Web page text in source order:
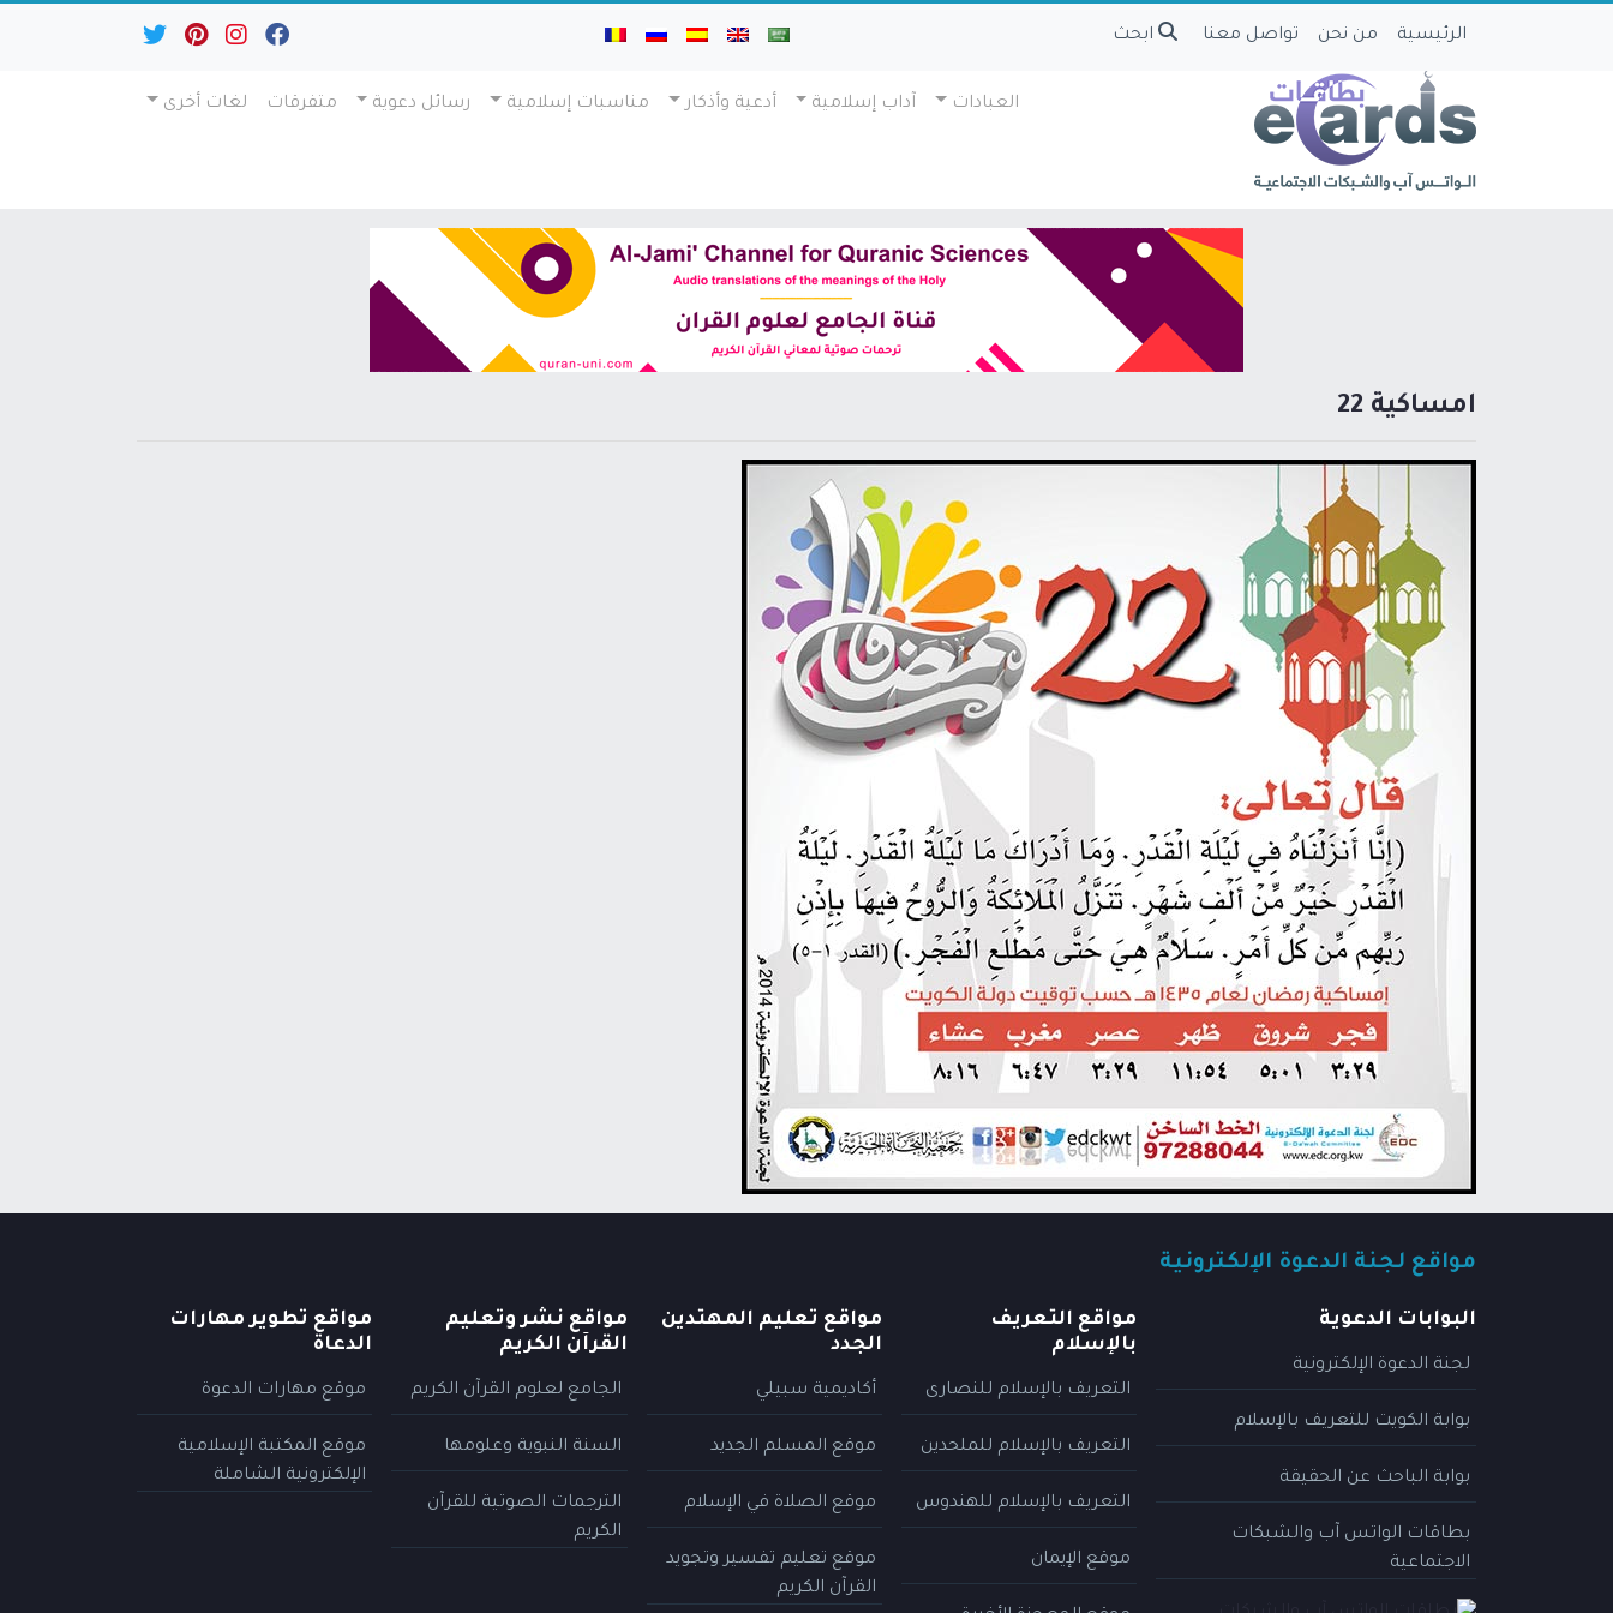
الرئيسية من نحن تواصل معنا ابحث
العبادات آداب إسلامية أدعية وأذكار مناسبات إسلامية رسائل دعوية متفرقات لغات أخرى
امساكية 22
مواقع لجنة الدعوة الإلكترونية
البوابات الدعوية
لجنة الدعوة الإلكترونية
بوابة الكويت للتعريف بالإسلام
بوابة الباحث عن الحقيقة
بطاقات الواتس آب والشبكات
الاجتماعية
مواقع التعريف
بالإسلام
التعريف بالإسلام للنصارى
التعريف بالإسلام للملحدين
التعريف بالإسلام للهندوس
موقع الإيمان
مواقع تعليم المهتدين
الجدد
أكاديمية سبيلي
موقع المسلم الجديد
موقع الصلاة في الإسلام
موقع تعليم تفسير وتجويد
القرآن الكريم
مواقع نشر وتعليم
القرآن الكريم
الجامع لعلوم القرآن الكريم
السنة النبوية وعلومها
الترجمات الصوتية للقرآن
الكريم
مواقع تطوير مهارات
الدعاة
موقع مهارات الدعوة
موقع المكتبة الإسلامية
الإلكترونية الشاملة